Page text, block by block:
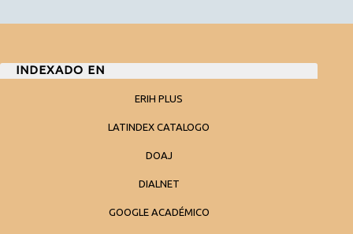
INDEXADO EN
ERIH PLUS
LATINDEX CATALOGO
DOAJ
DIALNET
GOOGLE ACADÉMICO